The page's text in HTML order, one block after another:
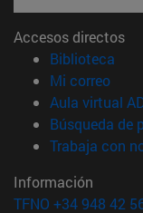
Accesos directos
Biblioteca
Mi correo
Aula virtual
Búsqueda de
Trabaja con
Información
TFNO +34 948 42